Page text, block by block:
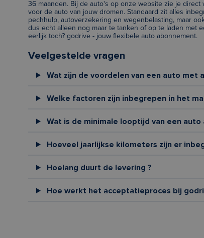
36 maanden. Bij de auto's op onze website zie je
voor de auto van jouw dromen. Standaard zit alles
pechhulp, autoverzekering en wegenbelasting, maar
dus echt alleen nog maar te tanken of op te laden met
eerlijk toch? godrive - jouw flexibele auto abonnement.
Veelgestelde vragen
Wat zijn de voordelen van een auto met
Welke factoren zijn inbegrepen in het
Wat is de minimale looptijd van een auto
Hoeveel jaarlijkse kilometers zijn er
Hoelang duurt de levering ?
Hoe werkt het acceptatieproces bij